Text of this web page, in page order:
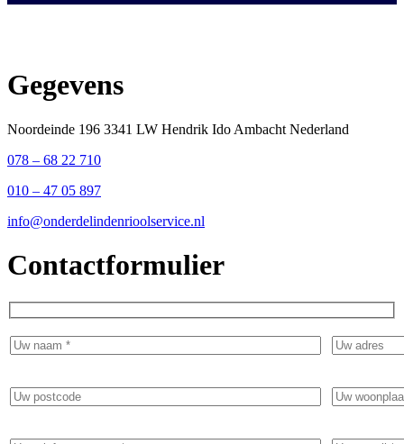
Gegevens
Noordeinde 196 3341 LW Hendrik Ido Ambacht Nederland
078 – 68 22 710
010 – 47 05 897
info@onderdelindenrioolservice.nl
Contactformulier